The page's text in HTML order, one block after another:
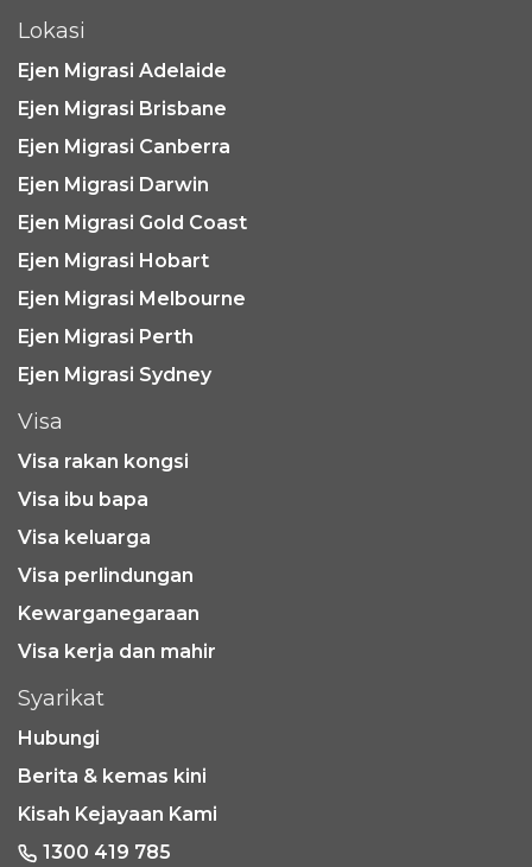
Lokasi
Ejen Migrasi Adelaide
Ejen Migrasi Brisbane
Ejen Migrasi Canberra
Ejen Migrasi Darwin
Ejen Migrasi Gold Coast
Ejen Migrasi Hobart
Ejen Migrasi Melbourne
Ejen Migrasi Perth
Ejen Migrasi Sydney
Syarikat
Hubungi
Berita & kemas kini
Kisah Kejayaan Kami
1300 419 785
Visa
Visa rakan kongsi
Visa ibu bapa
Visa keluarga
Visa perlindungan
Kewarganegaraan
Visa kerja dan mahir